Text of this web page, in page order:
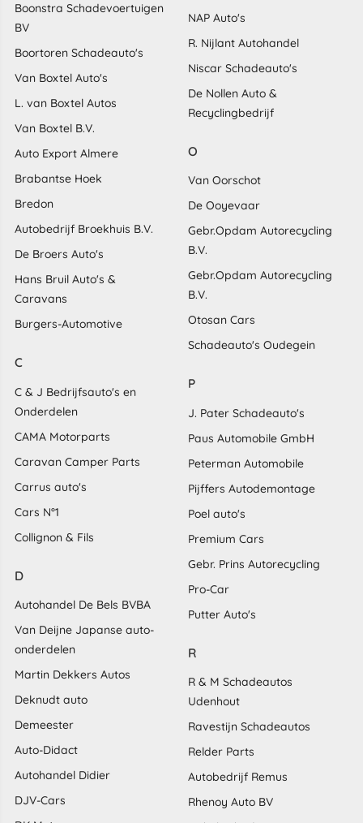
Boonstra Schadevoertuigen
BV
Boortoren Schadeauto's
Van Boxtel Auto's
L. van Boxtel Autos
Van Boxtel B.V.
Auto Export Almere
Brabantse Hoek
Bredon
Autobedrijf Broekhuis B.V.
De Broers Auto's
Hans Bruil Auto's &
Caravans
Burgers-Automotive
C
C & J Bedrijfsauto's en
Onderdelen
CAMA Motorparts
Caravan Camper Parts
Carrus auto's
Cars N°1
Collignon & Fils
D
Autohandel De Bels BVBA
Van Deijne Japanse auto-
onderdelen
Martin Dekkers Autos
Deknudt auto
Demeester
Auto-Didact
Autohandel Didier
DJV-Cars
NAP Auto's
R. Nijlant Autohandel
Niscar Schadeauto's
De Nollen Auto &
Recyclingbedrijf
O
Van Oorschot
De Ooyevaar
Gebr.Opdam Autorecycling
B.V.
Gebr.Opdam Autorecycling
B.V.
Otosan Cars
Schadeauto's Oudegein
P
J. Pater Schadeauto's
Paus Automobile GmbH
Peterman Automobile
Pijffers Autodemontage
Poel auto's
Premium Cars
Gebr. Prins Autorecycling
Pro-Car
Putter Auto's
R
R & M Schadeautos
Udenhout
Ravestijn Schadeautos
Relder Parts
Autobedrijf Remus
Rhenoy Auto BV